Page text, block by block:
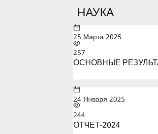
НАУКА
25 Марта 2025
257
ОСНОВНЫЕ
24 Января 2025
244
ОТЧЕТ-2024